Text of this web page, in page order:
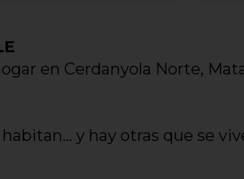
en Cerdanyola Norte,
y hay otras que se
desde la primera visita,